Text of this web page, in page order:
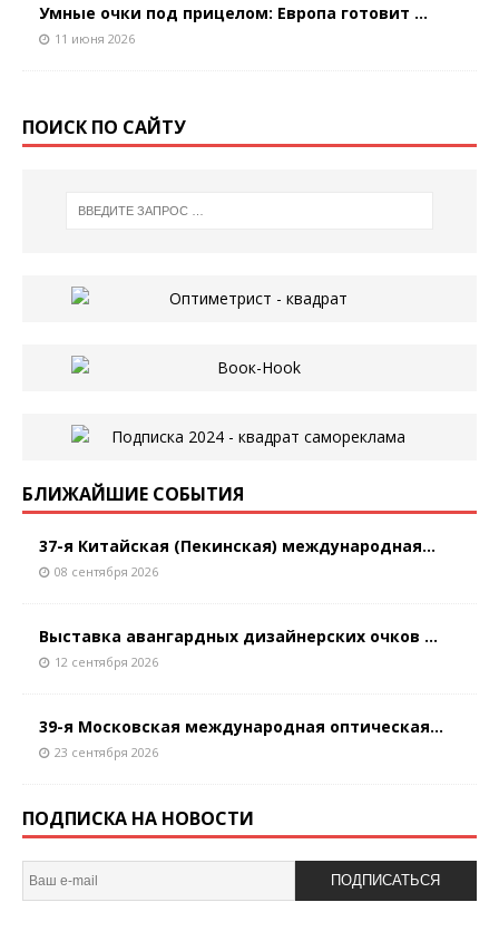
Умные очки под прицелом: Европа готовит ...
11 июня 2026
ПОИСК ПО САЙТУ
БЛИЖАЙШИЕ СОБЫТИЯ
37-я Китайская (Пекинская) международная...
08 сентября 2026
Выставка авангардных дизайнерских очков ...
12 сентября 2026
39-я Московская международная оптическая...
23 сентября 2026
ПОДПИСКА НА НОВОСТИ
ПОДПИСАТЬСЯ